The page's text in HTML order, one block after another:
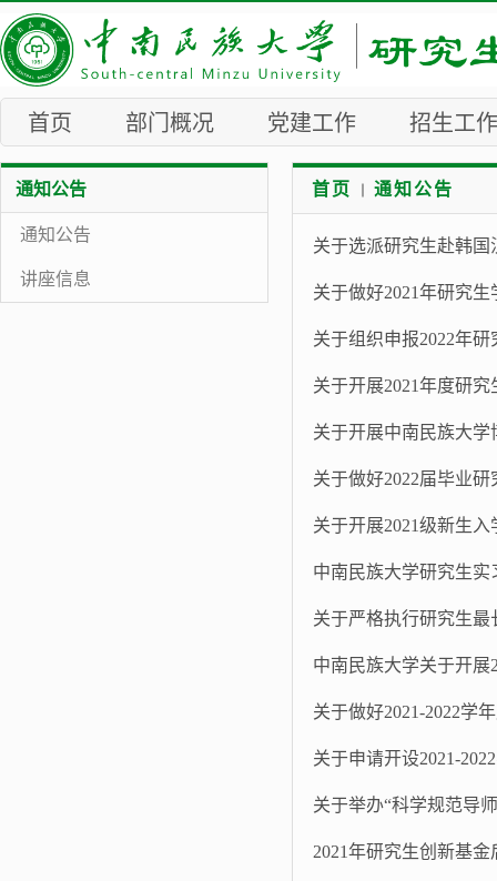
首页 部门概况 党建工作 招生工作
通知公告
通知公告
讲座信息
首页 通知公告
关于选派研究生赴韩
关于做好2021年研究
关于组织申报2022年
关于开展2021年度研
关于开展中南民族大
关于做好2022届毕业
关于开展2021级新生
中南民族大学研究生
关于严格执行研究生
中南民族大学关于开展
关于做好2021-2022学
关于申请开设2021-
关于举办“科学规范导
2021年研究生创新基